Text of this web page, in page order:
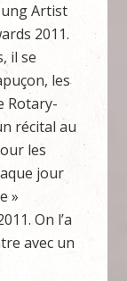
Artist
2011.
il se
les
Rotary-
récital au
les
jour
»
On l’a
avec un